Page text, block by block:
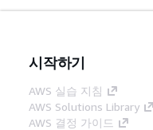
시작하기
AWS 실습 지침
AWS Solutions Library
AWS 결정 가이드